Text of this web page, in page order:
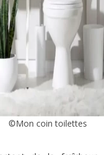
©Mon coin toilettes